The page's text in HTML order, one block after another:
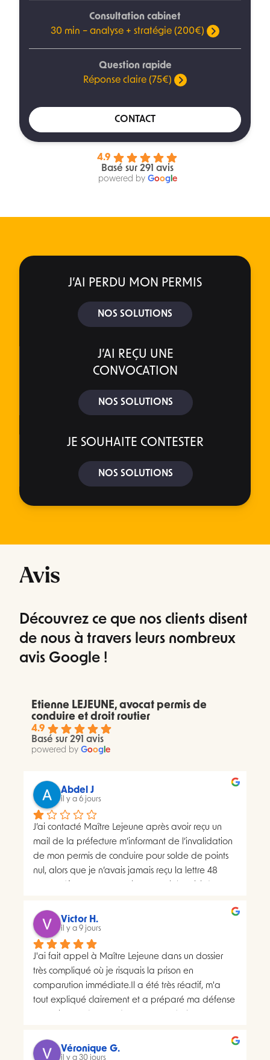
Consultation cabinet
30 min – analyse + stratégie (200€)
Question rapide
Réponse claire (75€)
CONTACT
4.9
Basé sur 291 avis
powered by Googl e
J’AI PERDU MON PERMIS
NOS SOLUTIONS
J’AI REÇU UNE
CONVOCATION
NOS SOLUTIONS
JE SOUHAITE CONTESTER
NOS SOLUTIONS
Avis
Découvrez ce que nos clients disent
de nous à travers leurs nombreux
avis Google !
Etienne LEJEUNE, avocat permis de
conduire et droit routier
4.9
Basé sur 291 avis
powered by Goog e
Abdel J
il y a 6 jours
J’ai contacté Maître Lejeune après avoir reçu un
mail de la préfecture m’informant de l’invalidation
de mon permis de conduire pour solde de points
nul, alors que je n’avais jamais reçu la lettre 48
distributions à deux dates différentes, ce qui me
semblait présenter une anomalie nécessitant une
analyse juridique.Après avoir consulté les
nombreux avis positifs concernant Maître Lejeune,
je lui ai envoyé par courriel l’intégralité de mon
dossier. Je lui ai également demandé, à plusieurs
reprises, de m’indiquer clairement le montant de
proposé un rendez-vous de 30 minutes facturé
Victor H.
il y a 9 jours
J'ai fait appel à Maître Lejeune dans un dossier
très compliqué où je risquais la prison en
comparution immédiate.Il a été très réactif, m'a
tout expliqué clairement et a préparé ma défense
sérieux, humain et très investi. Merci encore pour
Véronique G.
il y a 30 jours